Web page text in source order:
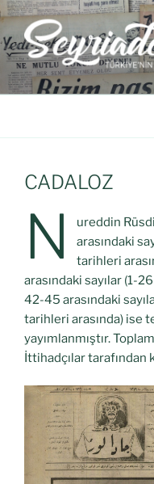
Türkiye'nin En Zengin
CADALOZ
N
ureddin
arasındaki
tarihleri
arasındaki sayılar (1-
42-45 arasındaki
tarihleri arasında) ise
yayımlanmıştır.
İttihadçılar tarafından